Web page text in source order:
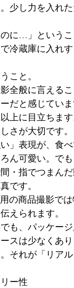
少し力を入れ
に…」というこ
冷蔵庫に入れ
こと。
全般に言える
だと感じていま
上に目立ちま
さが大切です。
」表現が、食
ん可愛い。で
・指でつまんだ
です。
の商品撮影で
えられます。
も、パッケー
スは少なくあり
それが「リア
ー性